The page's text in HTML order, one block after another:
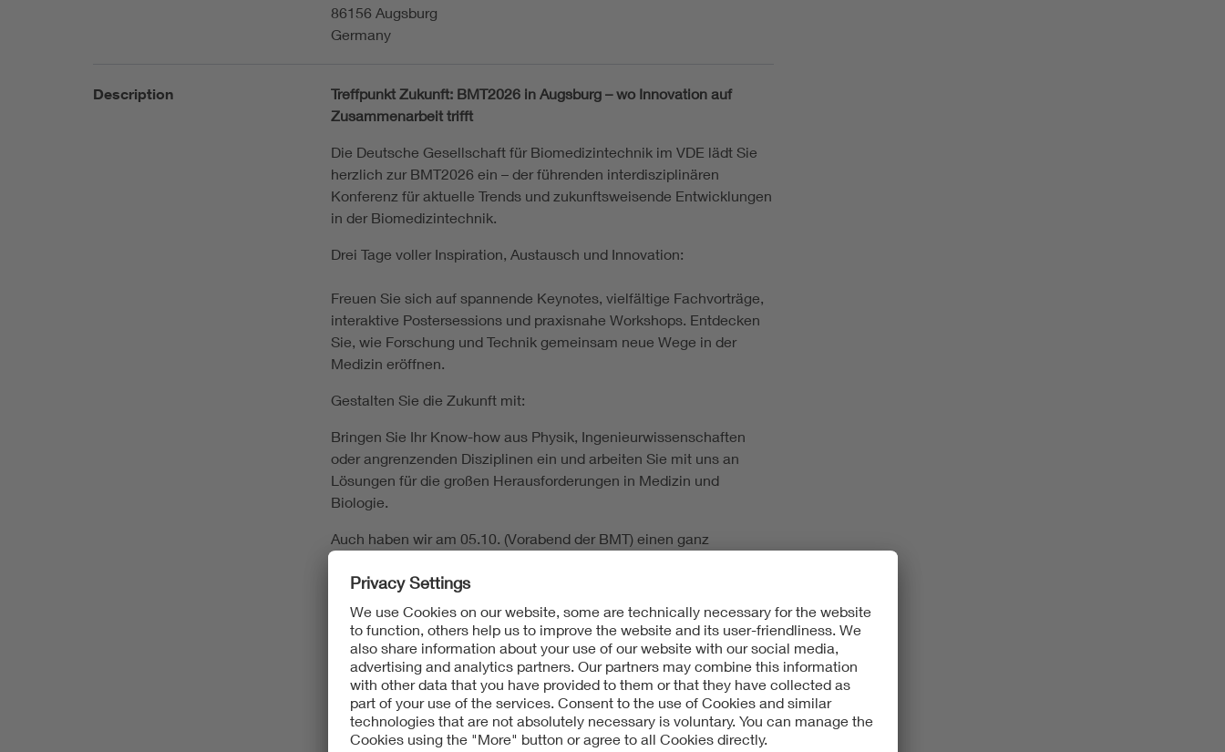
86156 Augsburg
Germany
Description
Treffpunkt Zukunft: BMT2026 in Augsburg – wo Innovation auf
Zusammenarbeit trifft
Die Deutsche Gesellschaft für Biomedizintechnik im VDE lädt Sie
herzlich zur BMT2026 ein – der führenden interdisziplinären
Konferenz für aktuelle Trends und zukunftsweisende Entwicklungen
in der Biomedizintechnik.
Drei Tage voller Inspiration, Austausch und Innovation:
Freuen Sie sich auf spannende Keynotes, vielfältige Fachvorträge,
interaktive Postersessions und praxisnahe Workshops. Entdecken
Sie, wie Forschung und Technik gemeinsam neue Wege in der
Medizin eröffnen.
Gestalten Sie die Zukunft mit:
Bringen Sie Ihr Know-how aus Physik, Ingenieurwissenschaften
oder angrenzenden Disziplinen ein und arbeiten Sie mit uns an
Lösungen für die großen Herausforderungen in Medizin und
Biologie.
Auch haben wir am 05.10. (Vorabend der BMT) einen ganz
Jubiläumsveranstaltung zu
Preisverleihung.
Save the date: Jubiläumsfeier am 5.10.2026 ab 18:00 Uhr
Vom VDE Young Net wird es tagsüber am 5.10.2026 wieder das
Junge Forum BMT geben mit Programmpunkten für Studierende
und Young Professionals.
Während der Abendveranstaltung werden wir die junge Generation